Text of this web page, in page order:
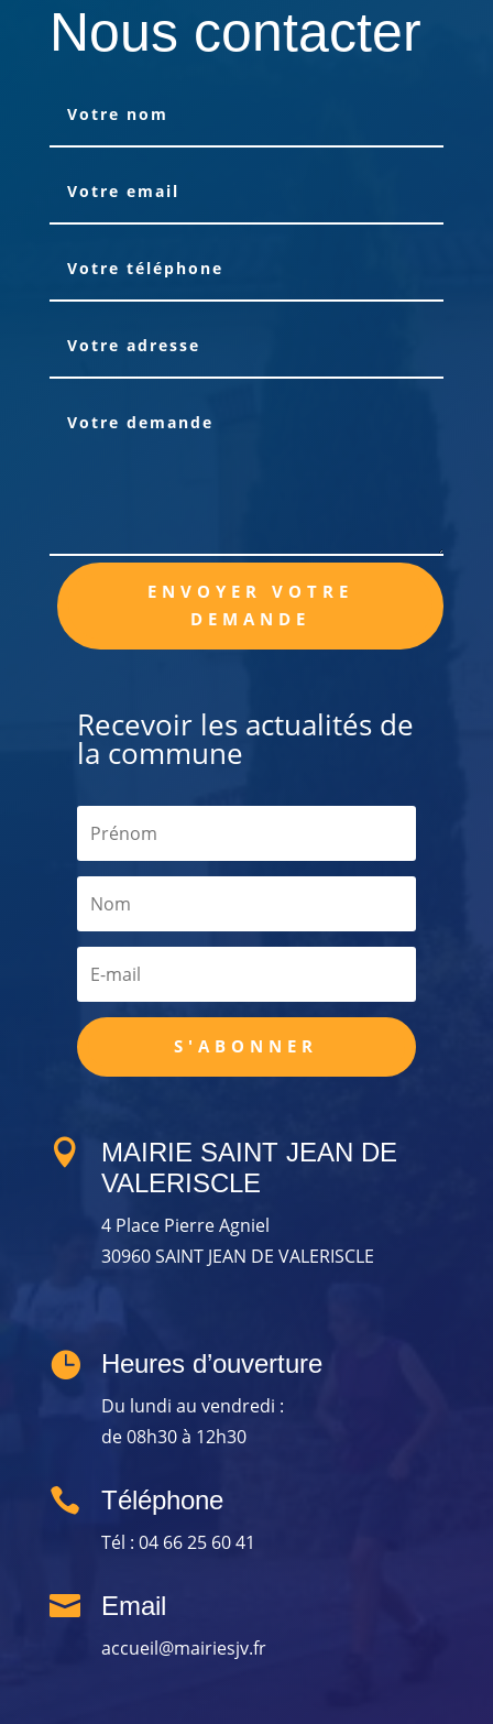
Nous contacter
ENVOYER VOTRE
DEMANDE
Alternative:
Recevoir les actualités de
la commune
S'ABONNER

MAIRIE SAINT JEAN DE
VALERISCLE
4 Place Pierre Agniel
30960 SAINT JEAN DE VALERISCLE
 Heures d’ouverture
Du lundi au vendredi :
de 08h30 à 12h30
 Téléphone
Tél : 04 66 25 60 41
 Email
accueil@mairiesjv.fr